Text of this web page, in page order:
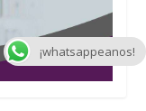
¡whatsappeanos!